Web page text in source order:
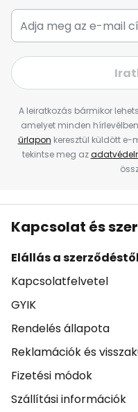
A leiratkozás bármikor
amelyet minden
űrlapon keresztül küldött e-
tekintse meg az
Kapcsolat és
Elállás a szerződéstől
Kapcsolatfelvetel
GYIK
Rendelés állapota
Reklamációk és
Fizetési módok
Szállítási információk